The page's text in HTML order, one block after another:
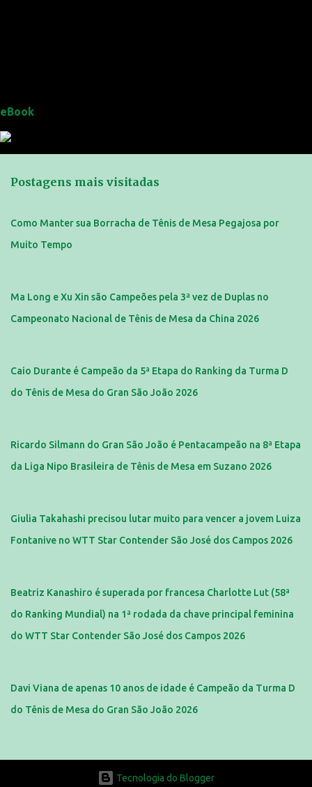
eBook
Postagens mais visitadas
Como Manter sua Borracha de Tênis de Mesa Pegajosa por
Muito Tempo
Ma Long e Xu Xin são Campeões pela 3ª vez de Duplas no
Campeonato Nacional de Tênis de Mesa da China 2026
Caio Durante é Campeão da 5ª Etapa do Ranking da Turma D
do Tênis de Mesa do Gran São João 2026
Ricardo Silmann do Gran São João é Pentacampeão na 8ª Etapa
da Liga Nipo Brasileira de Tênis de Mesa em Suzano 2026
Giulia Takahashi precisou lutar muito para vencer a jovem Luiza
Fontanive no WTT Star Contender São José dos Campos 2026
Beatriz Kanashiro é superada por francesa Charlotte Lut (58ª
do Ranking Mundial) na 1ª rodada da chave principal feminina
do WTT Star Contender São José dos Campos 2026
Davi Viana de apenas 10 anos de idade é Campeão da Turma D
do Tênis de Mesa do Gran São João 2026
Tecnologia do Blogger